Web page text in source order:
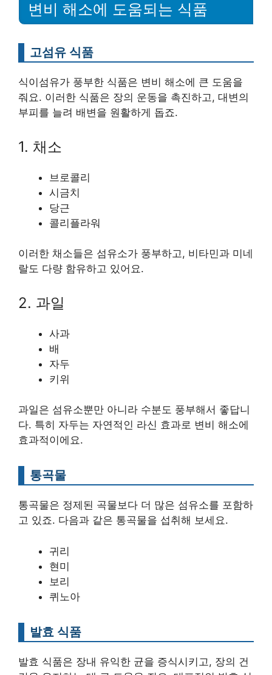
변비 해소에 도움되는 식품
고섬유 식품
식이섬유가 풍부한 식품은 변비 해소에 큰 도움을
줘요. 이러한 식품은 장의 운동을 촉진하고, 대변의
부피를 늘려 배변을 원활하게 돕죠.
1. 채소
브로콜리
시금치
당근
콜리플라워
이러한 채소들은 섬유소가 풍부하고, 비타민과 미네
랄도 다량 함유하고 있어요.
2. 과일
사과
배
자두
키위
과일은 섬유소뿐만 아니라 수분도 풍부해서 좋답니
다. 특히 자두는 자연적인 라신 효과로 변비 해소에
효과적이에요.
통곡물
통곡물은 정제된 곡물보다 더 많은 섬유소를 포함하
고 있죠. 다음과 같은 통곡물을 섭취해 보세요.
귀리
현미
보리
퀴노아
발효 식품
발효 식품은 장내 유익한 균을 증식시키고, 장의 건